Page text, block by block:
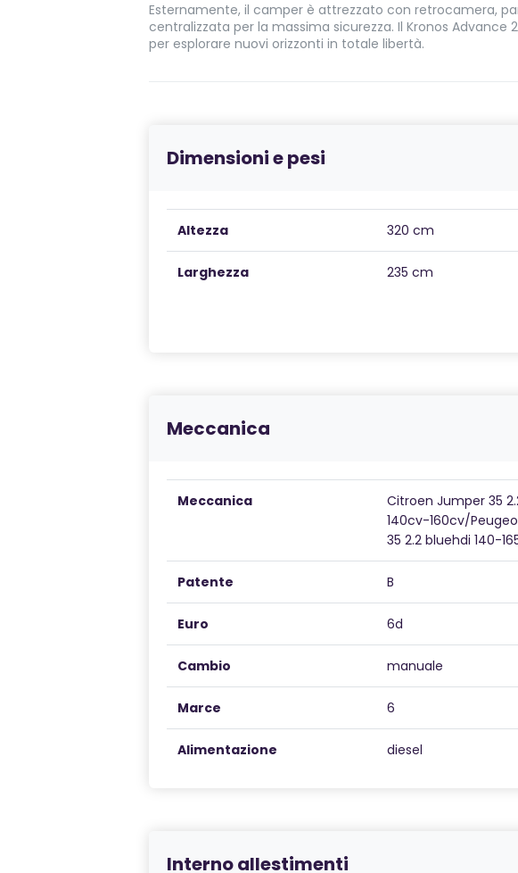
Esternamente, il camper è attrezzato con retrocamera,
centralizzata per la massima sicurezza. Il Kronos
per esplorare nuovi orizzonti in totale libertà.
Dimensioni e pesi
Altezza 320 cm
Larghezza 235 cm
Meccanica
Meccanica
Citroen Jumper 35
140cv-160cv/
35 2.2 bluehdi 140-
Patente B
Euro 6d
Cambio manuale
Marce 6
Alimentazione diesel
Interno allestimenti